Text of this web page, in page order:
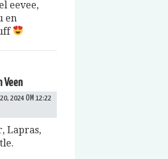
eevee,
en
Veen
20, 2024 OM 12:22
Lapras,